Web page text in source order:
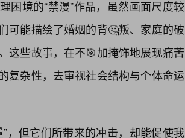
困境的“禁漫”作品，虽然画面尺度较
可能描绘了婚姻的背🤔叛、家庭的破
这些故事，在不🎯加掩饰地展现痛苦
复杂性，去审视社会结构与个体命运
，但它们所带来的冲击，却能促使我